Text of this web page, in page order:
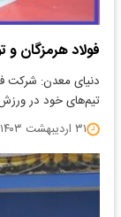
فولاد هرمزگان
دنیای معدن: شرکت
تیم‌های خود در ورزش
۳۱ اردیبهشت ۱۴۰۳